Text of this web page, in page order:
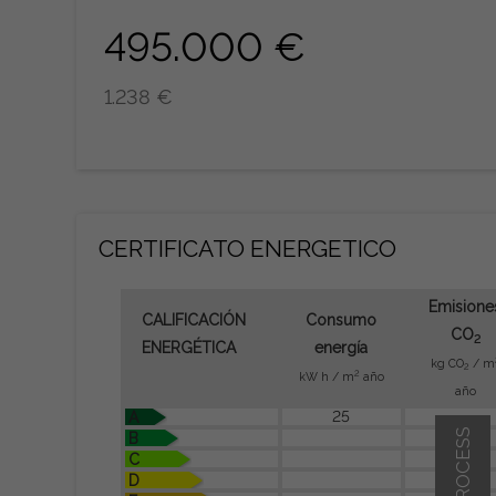
495.000 €
1.238 €
CERTIFICATO ENERGETICO
CALIFICACIÓN
ENERGÉTICA
Consumo
energía
kW h / m2 año
CO2
kg CO2 / m
año
A
25
B
C
D